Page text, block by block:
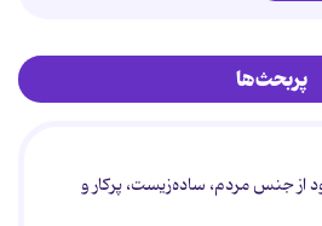
پربحث‌ها
از جنس مردم، ساده‌زیست، پرکار و